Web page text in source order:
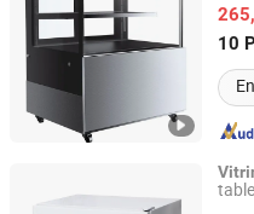
10
Shandong, China
Hangzhou Ruiqi